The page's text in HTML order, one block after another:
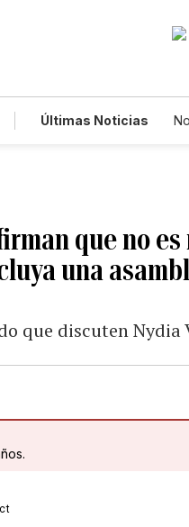
Últimas Noticias
que no
una
que discuten Nydia